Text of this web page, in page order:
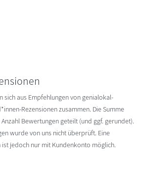
sich aus Empfehlungen von genialokal-
Rezensionen zusammen. Die Summe
Bewertungen geteilt (und ggf. gerundet).
wurde von uns nicht überprüft. Eine
jedoch nur mit Kundenkonto möglich.